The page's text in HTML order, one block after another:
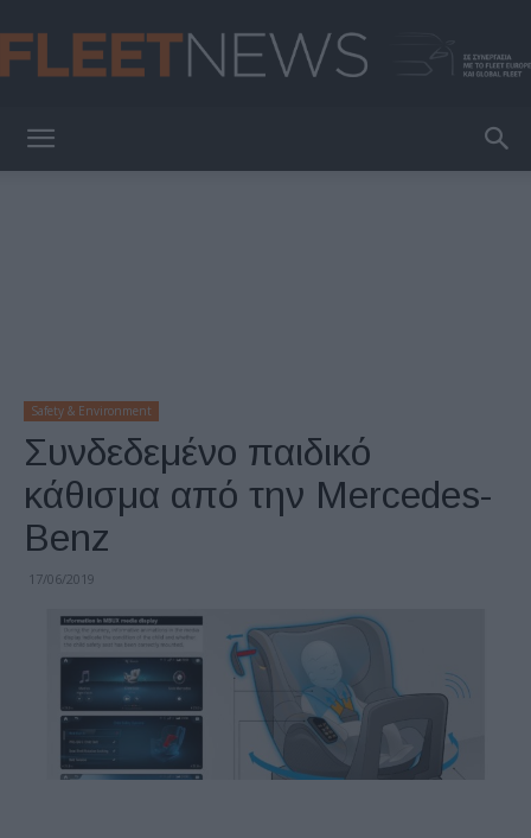
Safety & Environment
Συνδεδεμένο παιδικό
κάθισμα από την Mercedes-
Benz
17/06/2019